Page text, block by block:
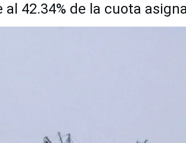
42.34% de la cuota